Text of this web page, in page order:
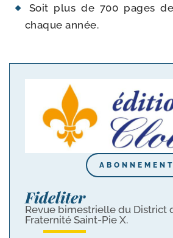
Soit plus de 700 pages
chaque année.
ABONNEMENT
Fideliter
Revue bimestrielle du District
Fraternité Saint-Pie X.